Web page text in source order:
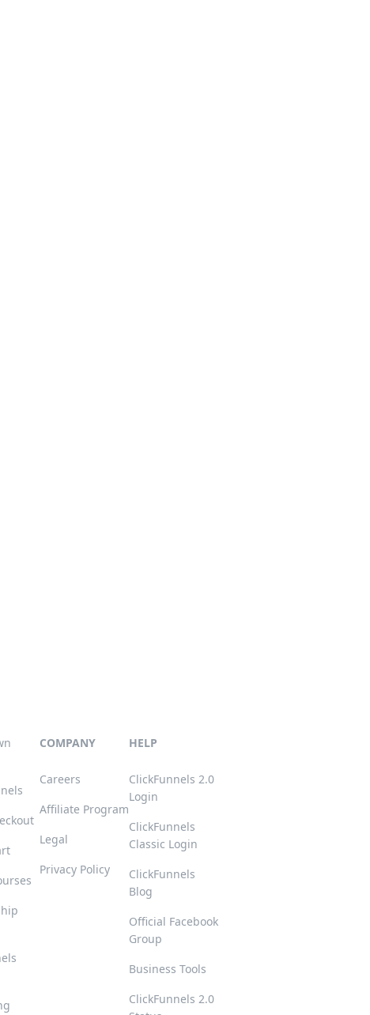
COMPANY
Careers
Affiliate Program
Legal
Privacy Policy
HELP
ClickFunnels 2.0
Login
ClickFunnels
Classic Login
ClickFunnels
Blog
Official Facebook
Group
Business Tools
ClickFunnels 2.0